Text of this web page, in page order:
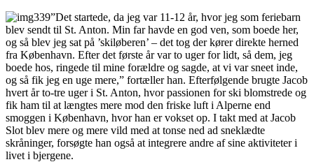
”Det startede, da jeg var 11-12 år, hvor jeg som feriebarn
blev sendt til St. Anton. Min far havde en god ven, som boede her,
og så blev jeg sat på ’skiløberen’ – det tog der kører direkte herned
fra København. Efter det første år var to uger for lidt, så dem, jeg
boede hos, ringede til mine forældre og sagde, at vi var sneet inde,
og så fik jeg en uge mere,” fortæller han. Efterfølgende brugte Jacob
hvert år to-tre uger i St. Anton, hvor passionen for ski blomstrede og
fik ham til at længtes mere mod den friske luft i Alperne end
smoggen i København, hvor han er vokset op. I takt med at Jacob
Slot blev mere og mere vild med at tonse ned ad sneklædte
skråninger, forsøgte han også at integrere andre af sine aktiviteter i
livet i bjergene.